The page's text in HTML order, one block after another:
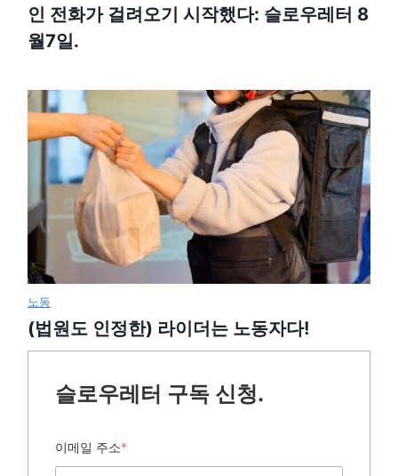
인 전화가 걸려오기 시작했다: 슬로우레터 8
월7일.
노동
(법원도 인정한) 라이더는 노동자다!
슬로우레터 구독 신청.
이메일 주소*